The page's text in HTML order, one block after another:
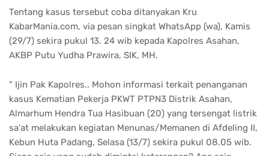
Tentang kasus tersebut coba ditanyakan Kru
KabarMania.com, via pesan singkat WhatsApp (wa), Kamis
(29/7) sekira pukul 13. 24 wib kepada Kapolres Asahan,
AKBP Putu Yudha Prawira, SIK, MH.
" Ijin Pak Kapolres.. Mohon informasi terkait penanganan
kasus Kematian Pekerja PKWT PTPN3 Distrik Asahan,
Almarhum Hendra Tua Hasibuan (20) yang tersengat listrik
sa'at melakukan kegiatan Menunas/Memanen di Afdeling II,
Kebun Huta Padang, Selasa (13/7) sekira pukul 08.05 wib.